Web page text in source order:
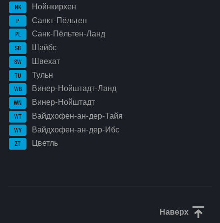
NK Нойнкирхен
P Санкт-Пёльтен
PL Санк-Пёльтен-Ланд
SB Шайбс
SW Швехат
TU Тульн
WB Винер-Нойштадт-Ланд
WN Винер-Нойштадт
WT Вайдхофен-ан-дер-Тайя
WY Вайдхофен-ан-дер-Ибс
ZT Цветль
Наверх